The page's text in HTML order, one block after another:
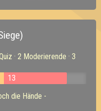
· 2 Moderierende · 3
13
die Hände -